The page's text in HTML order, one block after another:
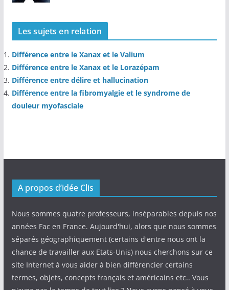
Les sujets en relation
Différence entre le Xanax et le Valium
Différence entre le Xanax et le Lorazépam
Différence entre délire et hallucination
Différence entre la fibromyalgie et le syndrome de
douleur myofasciale
A propos d’idée Clis
Nous sommes quatre professeurs, inséparables depuis nos
années Fac en France. Aujourd'hui, alors que nous sommes
séparés géographiquement (certains d'entre nous ont la
chance de travailler aux Etats-Unis) nous cherchons sur ce
site Internet à vous aider à bien différencier certains
termes, objets, concepts français et américains etc.. Vous